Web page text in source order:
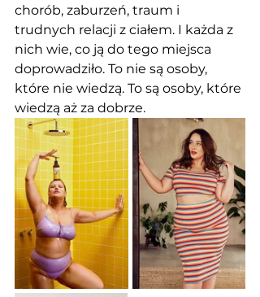
chorób, zaburzeń, traum i
trudnych relacji z ciałem. I każda z
nich wie, co ją do tego miejsca
doprowadziło. To nie są osoby,
które nie wiedzą. To są osoby, które
wiedzą aż za dobrze.